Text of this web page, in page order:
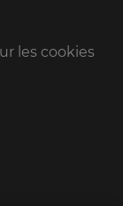
les cookies